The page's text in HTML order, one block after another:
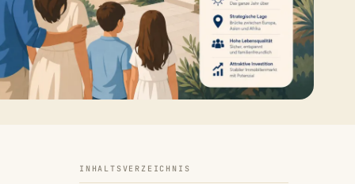
INHALTSVERZEICHNIS